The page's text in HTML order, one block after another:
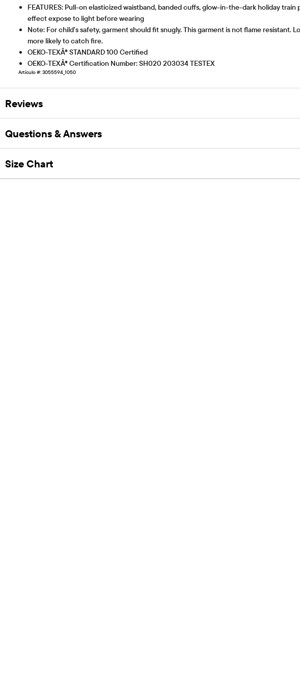
FEATURES: Pull-on elasticized waistband, banded cuffs, glow-in-the-dark holiday train
effect expose to light before wearing
Note: For child's safety, garment should fit snugly. This garment is not flame resistant.
more likely to catch fire.
OEKO-TEXÂ® STANDARD 100 Certified
OEKO-TEXÂ® Certification Number: SH020 203034 TESTEX
Artículo #: 3055594_1050
Reviews
Questions & Answers
Size Chart